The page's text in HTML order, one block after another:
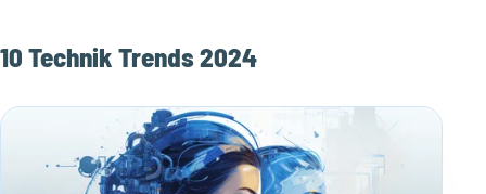
10 Technik Trends 2024